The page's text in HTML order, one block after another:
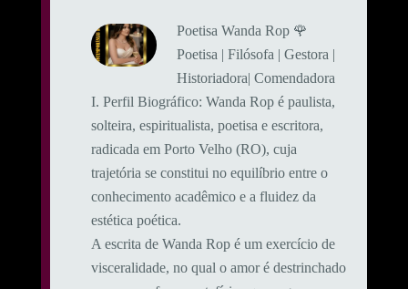
Poetisa Wanda Rop 🌹
Poetisa | Filósofa | Gestora |
Historiadora| Comendadora
​I. Perfil Biográfico: ​Wanda Rop é paulista,
solteira, espiritualista, poetisa e escritora,
radicada em Porto Velho (RO), cuja
trajetória se constitui no equilíbrio entre o
conhecimento acadêmico e a fluidez da
estética poética.
A escrita de Wanda Rop é um exercício de
visceralidade, no qual o amor é destrinchado